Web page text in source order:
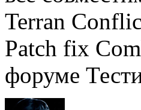
Terran
Patch fix
форуме